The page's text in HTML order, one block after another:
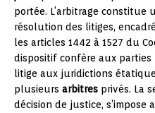
portée. L’arbitrage
résolution des litiges,
les articles 1442 à 1527 du
dispositif confère aux
litige aux juridictions
plusieurs arbitres privés. La
décision de justice, s’impose